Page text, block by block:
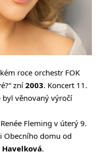
roce orchestr FOK
zní 2003. Koncert 11.
věnovaný výročí
Fleming v úterý 9.
Obecního domu od
Havelková.